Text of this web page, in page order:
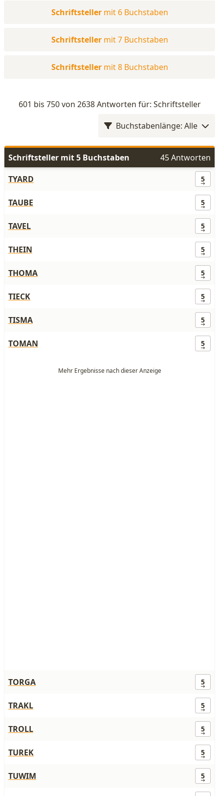
Schriftsteller mit 6 Buchstaben
Schriftsteller mit 7 Buchstaben
Schriftsteller mit 8 Buchstaben
601 bis 750 von 2638 Antworten für: Schriftsteller
Buchstabenlänge: Alle
Schriftsteller mit 5 Buchstaben
45 Antworten
TYARD
5
TAUBE 5
TAVEL 5
THEIN 5
THOMA 5
TIECK 5
TISMA 5
TOMAN 5
TORGA 5
TRAKL 5
TROLL 5
TUREK 5
TUWIM 5